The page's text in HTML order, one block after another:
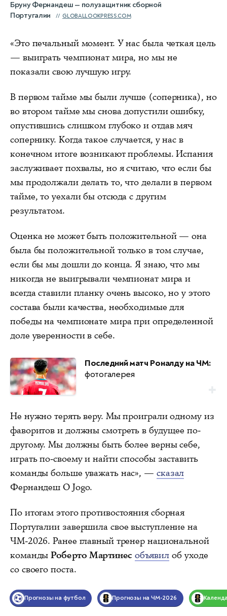
Бруну Фернандеш — полузащитник сборной
Португалии
GLOBALLOOKPRESS.COM
«Это печальный момент. У нас была четкая цель
— выиграть чемпионат мира, но мы не
показали свою лучшую игру.
В первом тайме мы были лучше (соперника), но
во втором тайме мы снова допустили ошибку,
опустившись слишком глубоко и отдав мяч
сопернику. Когда такое случается, у нас в
конечном итоге возникают проблемы. Испания
заслуживает похвалы, но я считаю, что если бы
мы продолжали делать то, что делали в первом
тайме, то уехали бы отсюда с другим
результатом.
Оценка не может быть положительной — она
была бы положительной только в том случае,
если бы мы дошли до конца. Я знаю, что мы
никогда не выигрывали чемпионат мира и
всегда ставили планку очень высоко, но у этого
состава были качества, необходимые для
победы на чемпионате мира при определенной
доле уверенности в себе.
Последний матч Роналду на ЧМ:
фотогалерея
Не нужно терять веру. Мы проиграли одному из
фаворитов и должны смотреть в будущее по-
другому. Мы должны быть более верны себе,
играть по-своему и найти способы заставить
команды больше уважать нас», — сказал
Фернандеш O Jogo.
По итогам этого противостояния сборная
Португалии завершила свое выступление на
ЧМ-2026. Ранее главный тренер национальной
командыРоберто Мартинес объявил об уходе
со своего поста.
Прогнозы на футбол Прогнозы на ЧМ-2026